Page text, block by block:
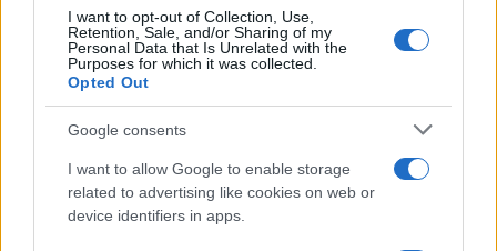
I want to opt-out of Collection, Use,
Retention, Sale, and/or Sharing of my
Personal Data that Is Unrelated with the
Purposes for which it was collected.
Opted Out
Google consents
I want to allow Google to enable storage
related to advertising like cookies on web or
device identifiers in apps.
Frasi celebri
Frasi da condividere
Poesie
FILM
Frasi dei film